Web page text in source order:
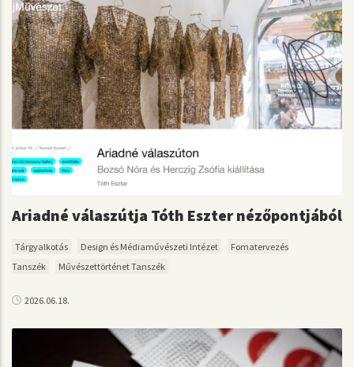
Ariadné válaszútja Tóth Eszter nézőpontjából
Tárgyalkotás Design és Médiaművészeti Intézet
Fomatervezés
Tanszék
Művészettörténet Tanszék
2026.06.18.